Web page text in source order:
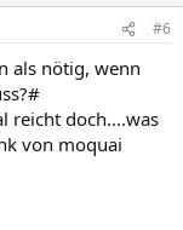
11CF-8F0F-
9428-
11cf-B8B4-
#6
als nötig, wenn
reicht doch....was
von moquai